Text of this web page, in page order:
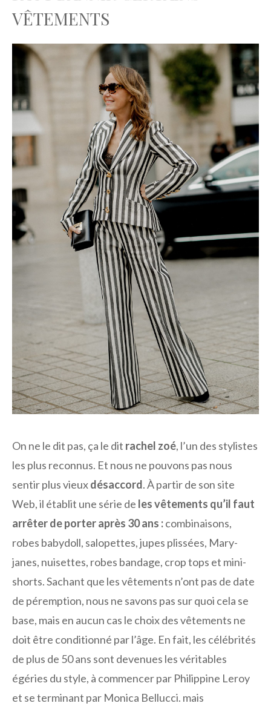
VÊTEMENTS
On ne le dit pas, ça le dit rachel zoé, l’un des stylistes
les plus reconnus. Et nous ne pouvons pas nous
sentir plus vieuxdésaccord. À partir de son site
Web, il établit une série de les vêtements qu’il faut
arrêter de porter après 30 ans :combinaisons,
robes babydoll, salopettes, jupes plissées, Mary-
janes, nuisettes, robes bandage, crop tops et mini-
shorts. Sachant que les vêtements n’ont pas de date
de péremption, nous ne savons pas sur quoi cela se
base, mais en aucun cas le choix des vêtements ne
doit être conditionné par l’âge. En fait, les célébrités
de plus de 50 ans sont devenues les véritables
égéries du style, à commencer par Philippine Leroy
et se terminant par Monica Bellucci. mais